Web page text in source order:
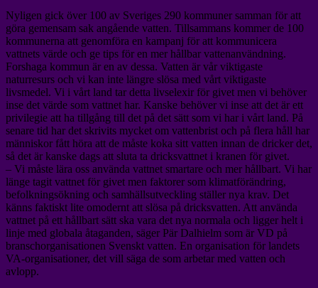
Nyligen gick över 100 av Sveriges 290 kommuner samman för att
göra gemensam sak angående vatten. Tillsammans kommer de 100
kommunerna att genomföra en kampanj för att kommunicera
vattnets värde och ge tips för en mer hållbar vattenanvändning.
Forshaga kommun är en av dessa. Vatten är vår viktigaste
naturresurs och vi kan inte längre slösa med vårt viktigaste
livsmedel. Vi i vårt land tar detta livselexir för givet men vi behöver
inse det värde som vattnet har. Kanske behöver vi inse att det är ett
privilegie att ha tillgång till det på det sätt som vi har i vårt land. På
senare tid har det skrivits mycket om vattenbrist och på flera håll har
människor fått höra att de måste koka sitt vatten innan de dricker det,
så det är kanske dags att sluta ta dricksvattnet i kranen för givet.
– Vi måste lära oss använda vattnet smartare och mer hållbart. Vi har
länge tagit vattnet för givet men faktorer som klimatförändring,
befolkningsökning och samhällsutveckling ställer nya krav. Det
känns faktiskt lite omodernt att slösa på dricksvatten. Att använda
vattnet på ett hållbart sätt ska vara det nya normala och ligger helt i
linje med globala åtaganden, säger Pär Dalhielm som är VD på
branschorganisationen Svenskt vatten. En organisation för landets
VA-organisationer, det vill säga de som arbetar med vatten och
avlopp.